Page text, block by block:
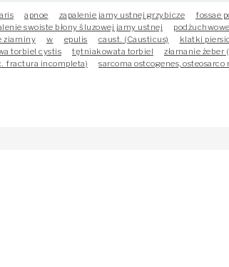
apnoe zapalenie jamy ustnej grzybicze
fossae
swoiste błony śluzowej jamy ustnej
podżuchwowe
ziarniny w epulis caust. (Causticus)
klatki
torbiel cystis tętniakowata torbiel
złamanie żeber
fractura incompleta) sarcoma ostcogenes, osteosarco